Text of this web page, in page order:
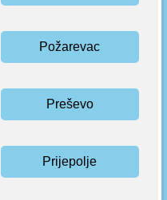
Požarevac
Preševo
Prijepolje